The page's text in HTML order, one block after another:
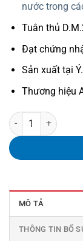
nước trong
Tuân thủ
Đạt chứng
Sản xuất tại Ý.
Thương hiệu
Bộ lọc Atlas Filtri
MÔ TẢ
THÔNG TIN BỔ